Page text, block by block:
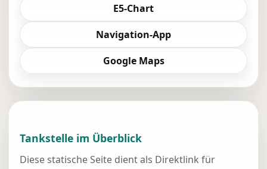
E5-Chart
Navigation-App
Google Maps
Tankstelle im Überblick
Diese statische Seite dient als Direktlink für